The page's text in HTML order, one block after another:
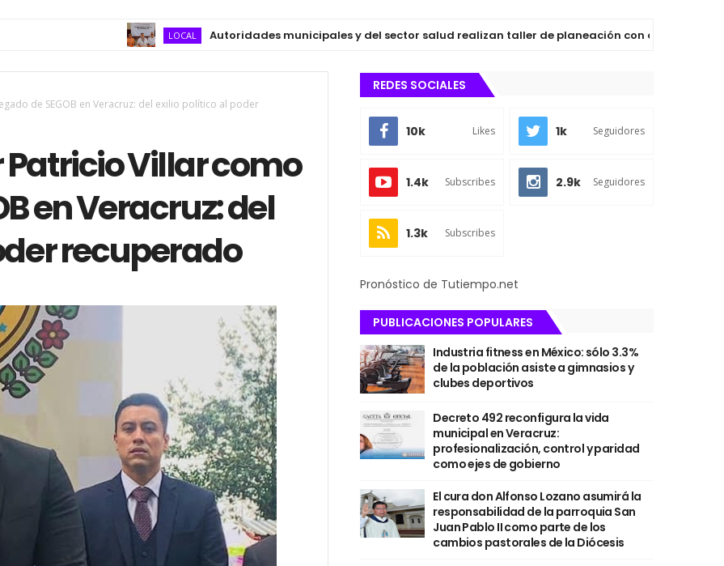
LOCAL Autoridades municipales y del sector salud realizan taller de planeación con agentes y
de SEGOB en Veracruz: del exilio político al poder
Villar como
en Veracruz: del
recuperado
REDES SOCIALES
10k Likes 1k Seguidores
1.4k Subscribes 2.9k Seguidores
1.3k Subscribes
Pronóstico de Tutiempo.net
PUBLICACIONES POPULARES
Industria fitness en México: sólo 3.3%
de la población asiste a gimnasios y
clubes deportivos
Decreto 492 reconfigura la vida
municipal en Veracruz:
profesionalización, control y paridad
como ejes de gobierno
El cura don Alfonso Lozano asumirá la
responsabilidad de la parroquia San
Juan Pablo II como parte de los
cambios pastorales de la Diócesis